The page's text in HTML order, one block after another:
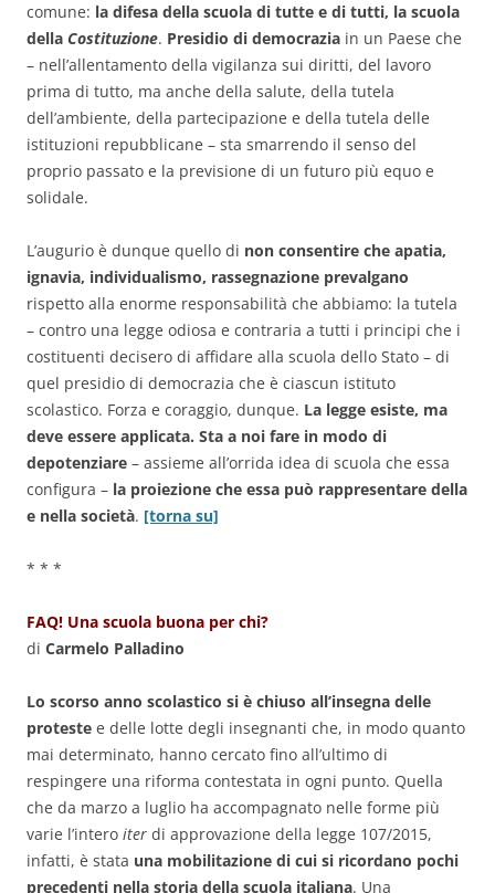
comune: la difesa della scuola di tutte e di tutti, la scuola
della Costituzione. Presidio di democrazia in un Paese che
– nell’allentamento della vigilanza sui diritti, del lavoro
prima di tutto, ma anche della salute, della tutela
dell’ambiente, della partecipazione e della tutela delle
istituzioni repubblicane – sta smarrendo il senso del
proprio passato e la previsione di un futuro più equo e
solidale.
L’augurio è dunque quello di non consentire che apatia,
ignavia, individualismo, rassegnazione prevalgano
rispetto alla enorme responsabilità che abbiamo: la tutela
– contro una legge odiosa e contraria a tutti i principi che i
costituenti decisero di affidare alla scuola dello Stato – di
quel presidio di democrazia che è ciascun istituto
scolastico. Forza e coraggio, dunque. La legge esiste, ma
deve essere applicata. Sta a noi fare in modo di
depotenziare – assieme all’orrida idea di scuola che essa
configura – la proiezione che essa può rappresentare della
e nella società. [torna su]
* * *
FAQ! Una scuola buona per chi?
di Carmelo Palladino
Lo scorso anno scolastico si è chiuso all’insegna delle
proteste e delle lotte degli insegnanti che, in modo quanto
mai determinato, hanno cercato fino all’ultimo di
respingere una riforma contestata in ogni punto. Quella
che da marzo a luglio ha accompagnato nelle forme più
varie l’intero iter di approvazione della legge 107/2015,
infatti, è stata una mobilitazione di cui si ricordano pochi
precedenti nella storia della scuola italiana. Una